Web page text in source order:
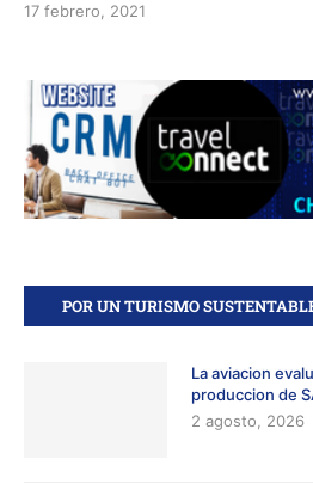
17 febrero, 2021
POR UN TURISMO
La aviacion
produccion de
2 agosto, 2026